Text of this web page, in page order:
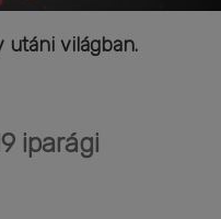
utáni világban.
iparági